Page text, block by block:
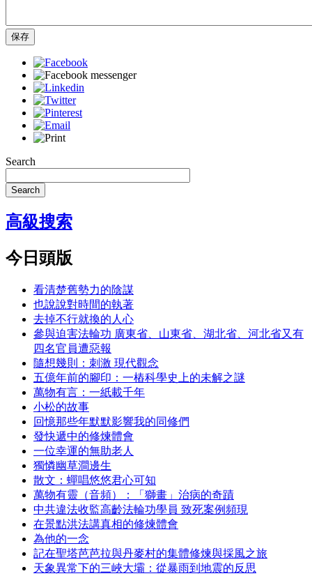
保存
Search
Search
高級搜索
今日頭版
看清楚舊勢力的陰謀
也說說對時間的執著
去掉不行就換的人心
參與迫害法輪功 廣東省、山東省、湖北省、河北省又有
四名官員遭惡報
隨想幾則：刺激 現代觀念
五億年前的腳印：一樁科學史上的未解之謎
萬物有言：一紙載千年
小松的故事
回憶那些年默默影響我的同修們
發快遞中的修煉體會
一位幸運的無助老人
獨憐幽草澗邊生
散文：蟬唱悠悠君心可知
萬物有靈（音頻）：「獅畫」治病的奇蹟
中共違法收監高齡法輪功學員 致死案例頻現
在景點洪法講真相的修煉體會
為他的一念
記在聖塔芭芭拉與丹麥村的集體修煉與採風之旅
天象異常下的三峽大壩：從暴雨到地震的反思